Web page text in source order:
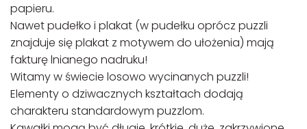
papieru.
Nawet pudełko i plakat (w pudełku oprócz puzzli
znajduje się plakat z motywem do ułożenia) mają
fakturę lnianego nadruku!
Witamy w świecie losowo wycinanych puzzli!
Elementy o dziwacznych kształtach dodają
charakteru standardowym puzzlom.